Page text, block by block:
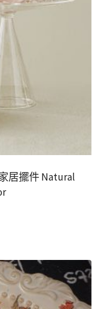
居擺件 Natural